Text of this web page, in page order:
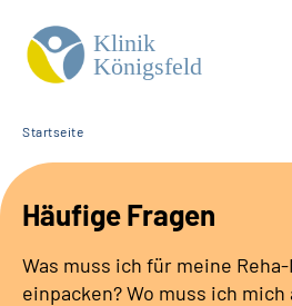
Unsere Klinik
Unsere Angebote
Service
Startseite
Häufige Fragen
Was muss ich für meine
einpacken? Wo muss ich mich